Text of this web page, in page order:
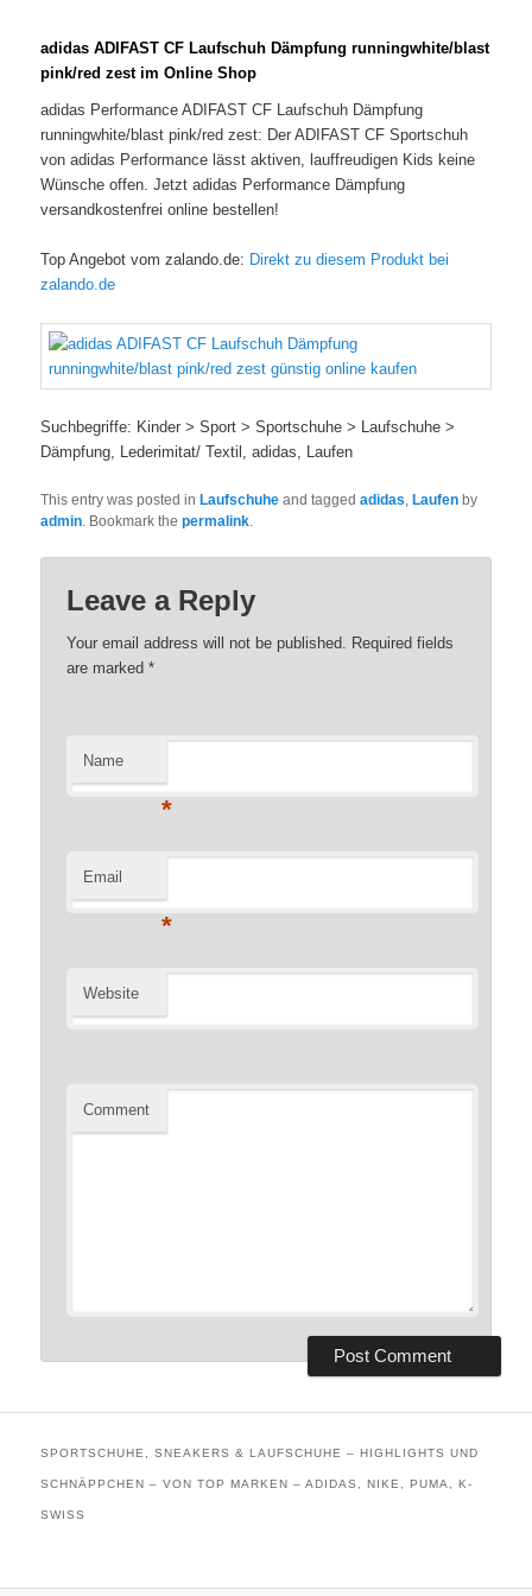
adidas ADIFAST CF Laufschuh Dämpfung runningwhite/blast
pink/red zest im Online Shop
adidas Performance ADIFAST CF Laufschuh Dämpfung
runningwhite/blast pink/red zest: Der ADIFAST CF Sportschuh
von adidas Performance lässt aktiven, lauffreudigen Kids keine
Wünsche offen. Jetzt adidas Performance Dämpfung
versandkostenfrei online bestellen!
Top Angebot vom zalando.de: Direkt zu diesem Produkt bei
zalando.de
Suchbegriffe: Kinder > Sport > Sportschuhe > Laufschuhe >
Dämpfung, Lederimitat/ Textil, adidas, Laufen
This entry was posted inLaufschuhe and taggedadidas,Laufen by
admin. Bookmark thepermalink.
Leave a Reply
Your email address will not be published. Required fields
are marked*
Name
*
Email
*
Website
Comment
SPORTSCHUHE, SNEAKERS & LAUFSCHUHE – HIGHLIGHTS UND
SCHNÄPPCHEN – VON TOP MARKEN – ADIDAS, NIKE, PUMA, K-
SWISS